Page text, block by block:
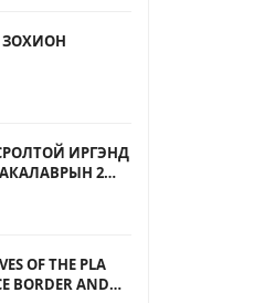
ЗОХИОН
ИРГЭНД
2
OF THE PLA
BORDER AND